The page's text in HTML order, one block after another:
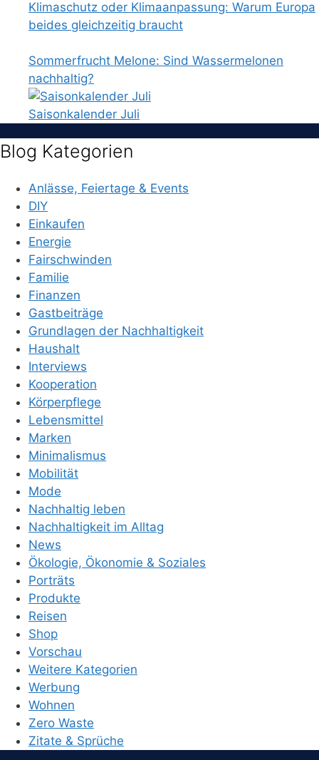
Klimaschutz oder Klimaanpassung: Warum Europa
beides gleichzeitig braucht
Sommerfrucht Melone: Sind Wassermelonen
nachhaltig?
Saisonkalender Juli
Blog Kategorien
Anlässe, Feiertage & Events
DIY
Einkaufen
Energie
Fairschwinden
Familie
Finanzen
Gastbeiträge
Grundlagen der Nachhaltigkeit
Haushalt
Interviews
Kooperation
Körperpflege
Lebensmittel
Marken
Minimalismus
Mobilität
Mode
Nachhaltig leben
Nachhaltigkeit im Alltag
News
Ökologie, Ökonomie & Soziales
Porträts
Produkte
Reisen
Shop
Vorschau
Weitere Kategorien
Werbung
Wohnen
Zero Waste
Zitate & Sprüche